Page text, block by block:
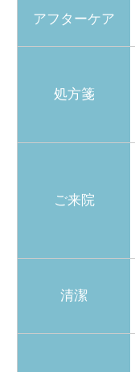
アフターケア
処方箋
ご来院
清潔